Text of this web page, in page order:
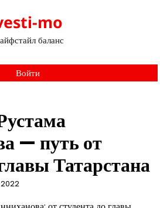
mo
баланс
Войти
— путь от
Татарстана
2022